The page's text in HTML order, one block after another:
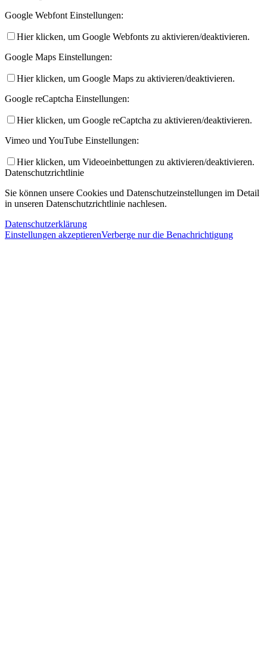
Google Webfont Einstellungen:
Hier klicken, um Google Webfonts zu aktivieren/deaktivieren.
Google Maps Einstellungen:
Hier klicken, um Google Maps zu aktivieren/deaktivieren.
Google reCaptcha Einstellungen:
Hier klicken, um Google reCaptcha zu aktivieren/deaktivieren.
Vimeo und YouTube Einstellungen:
Hier klicken, um Videoeinbettungen zu aktivieren/deaktivieren.
Datenschutzrichtlinie
Sie können unsere Cookies und Datenschutzeinstellungen im Detail
in unseren Datenschutzrichtlinie nachlesen.
Datenschutzerklärung
Einstellungen akzeptierenVerberge nur die Benachrichtigung